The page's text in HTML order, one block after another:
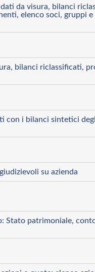
da visura, bilanci
elenco soci, gruppi e
bilanci riclassificati,
con i bilanci sintetici
su azienda
Stato patrimoniale,